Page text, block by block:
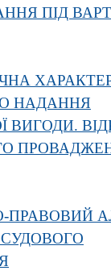
ПІД
НАДАННЯ
ВИГОДИ.
ПРАВОВИЙ